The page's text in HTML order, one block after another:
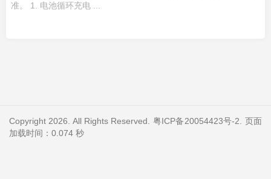
准。 1. 电池循环充电 ...
Copyright 2026. All Rights Reserved. 粤ICP备20054423号-2 . 页面
加载时间：0.074 秒